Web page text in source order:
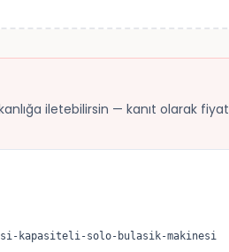
iletebilirsin — kanıt olarak fiyat
kapasiteli-solo-bulasik-makinesi